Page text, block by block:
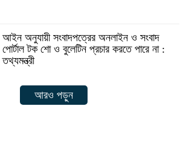
আইন অনুযায়ী সংবাদপত্রের অনলাইন ও সংবাদ
পোর্টাল টক শো ও বুলেটিন প্রচার করতে পারে না :
তথ্যমন্ত্রী
আরও পড়ুন